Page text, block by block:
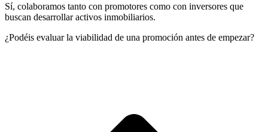
Sí, colaboramos tanto con promotores como con inversores que
buscan desarrollar activos inmobiliarios.
¿Podéis evaluar la viabilidad de una promoción antes de empezar?